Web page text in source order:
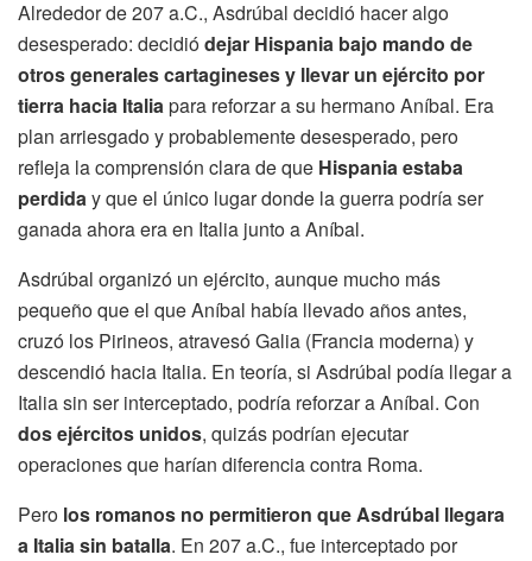
Alrededor de 207 a.C., Asdrúbal decidió hacer algo
desesperado: decidiódejar Hispania bajo mando de
otros generales cartagineses y llevar un ejército por
tierra hacia Italiapara reforzar a su hermano Aníbal. Era
plan arriesgado y probablemente desesperado, pero
refleja la comprensión clara de que Hispania estaba
perdiday que el único lugar donde la guerra podría ser
ganada ahora era en Italia junto a Aníbal.
Asdrúbal organizó un ejército, aunque mucho más
pequeño que el que Aníbal había llevado años antes,
cruzó los Pirineos, atravesó Galia (Francia moderna) y
descendió hacia Italia. En teoría, si Asdrúbal podía llegar a
Italia sin ser interceptado, podría reforzar a Aníbal. Con
dos ejércitos unidos, quizás podrían ejecutar
operaciones que harían diferencia contra Roma.
Pero los romanos no permitieron que Asdrúbal llegara
a Italia sin batalla. En 207 a.C., fue interceptado por